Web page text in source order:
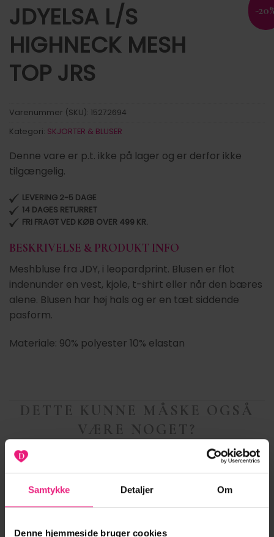
Samtykke Detaljer Om
Denne hjemmeside bruger cookies
-
JDYELSA L/S
HIGHNECK MESH
TOP JRS
Varenummer (SKU): 15272694
Kategori: SKJORTER & BLUSER
Denne vare er p.t. ikke på lager og er derfor ikke
tilgængelig.
LEVERING 2-5 DAGE
14 DAGES RETURRET
FRI FRAGT VED KØB OVER 499 KR.
BESKRIVELSE & PRODUKT INFO
Meshbluse fra JDY, i leopardprint. Blusen er flot
indenunder en vest, kjole, t-shirt eller når den bæres
alene. Blusen har høj hals og er en tæt siddende
pasform.
Materiale: 90% polyester 10% elastan
DETTE KUNNE MÅSKE OGSÅ
VÆRE NOGET?
ANDRE STYLES DER PASSER TIL DIT VALGTE